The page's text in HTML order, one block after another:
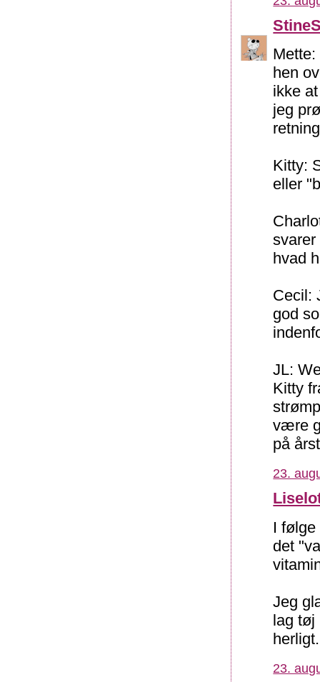
hen
ikke
jeg
Kitty:
eller
svarer
hvad
Cecil:
god
JL:
Kitty
være
på
23.
I
det
Jeg
lag tøj
23.